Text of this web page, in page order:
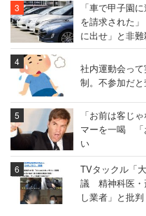
「車で甲子園
を請求された
に出せ」と非難
社内運動会っ
制。不参加だ
「お前は客じ
マーを一喝 「
い
TVタックル「
議 精神科医・
し業者」と批判